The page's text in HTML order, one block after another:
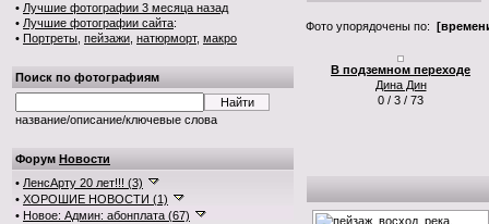
• Лучшие фотографии 3 месяца назад
• Лучшие фотографии сайта:
• Портреты пейзажи натюрморт, макро
Поиск по фотографиям
название/описание/ключевые слова
Форум Новости
• ЛенсАрту 20 лет!!! (3)
• ХОРОШИЕ НОВОСТИ (1)
• Новое: Админ: абонплата (67)
Фото упорядочены по:
В подземном переходе
Дина Дин
0 / 3 / 73